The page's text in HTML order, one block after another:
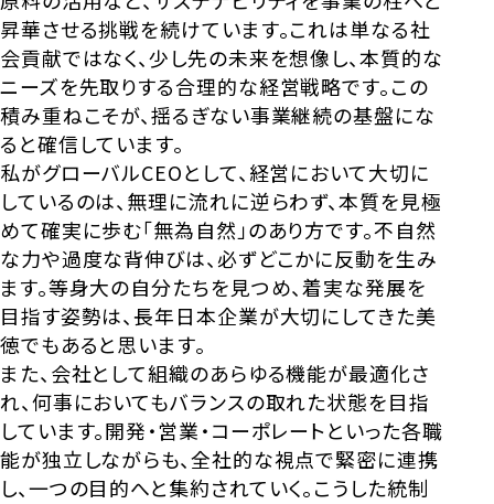
昇華させる挑戦を続けています。これは単なる社
会貢献ではなく、少し先の未来を想像し、本質的な
ニーズを先取りする合理的な経営戦略です。この
積み重ねこそが、揺るぎない事業継続の基盤にな
ると確信しています。
私がグローバルCEOとして、経営において大切に
しているのは、無理に流れに逆らわず、本質を見極
めて確実に歩む「無為自然」のあり方です。不自然
な力や過度な背伸びは、必ずどこかに反動を生み
ます。等身大の自分たちを見つめ、着実な発展を
目指す姿勢は、長年日本企業が大切にしてきた美
徳でもあると思います。
また、会社として組織のあらゆる機能が最適化さ
れ、何事においてもバランスの取れた状態を目指
しています。開発・営業・コーポレートといった各職
能が独立しながらも、全社的な視点で緊密に連携
し、一つの目的へと集約されていく。こうした統制